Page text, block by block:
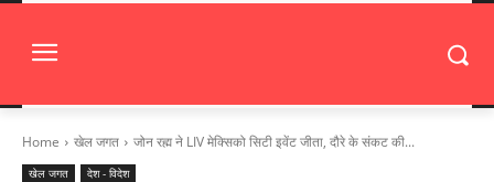
Home खेल जगत जोन रह्म ने LIV मेक्सिको सिटी इवेंट जीता, दौरे के संकट की...
खेल जगत देश - विदेश